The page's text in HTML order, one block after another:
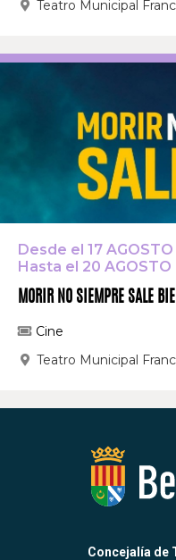
Teatro Municipal
Desde el 17 AGOSTO
Hasta el 20 AGOSTO
MORIR NO SIEMPRE SALE
Cine
Teatro Municipal
Concejalía de